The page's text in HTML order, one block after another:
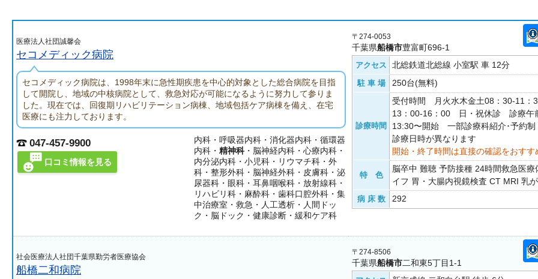
医療法人社団誠馨会
セコメディック病院
セコメディック病院は、1998年末に急性期疾患を中心的対象とした総合病院を目指
して開院し、地域の中核病院として、救急対応が可能になるように努力して参りま
した。現在では、回復期リハビリテーション病棟、地域包括ケア病棟を備え、在宅
医療にも注力しております。
047-457-9900
口コミ情報を見る
内科・呼吸器内科・消化器内科・循環器
内科・精神科・脳神経内科・心療内科・
内分泌内科・小児科・リウマチ科・外
科・整形外科・脳神経外科・皮膚科・泌
尿器科・眼科・耳鼻咽喉科・放射線科・
リハビリ科・麻酔科・歯科口腔外科・集
中治療室・救急・人工透析・人間ドッ
ク・脳ドック・健康診断・緩和ケア科
〒274-0053
千葉県船橋市豊富町696-1
アクセス 北総鉄道北総線 小室駅 車 12分
駐 車 場 250台(無料)
診療時間
受付時間 月火水木金土08：30-11
13：00-16：00 日・祝休診 診療午
13:30〜開始 一部診療科紹介･予約
診療日時が異なります
開始・終了時間は直接の確認をおすす
特 色
脳卒中 難聴 予防接種 24時間救急医療
イフ 胃・大腸内視鏡検査 CT MRI 乳
病 床 数 292
社会医療法人社団千葉県勤労者医療協会
船橋二和病院
〒274-8506
千葉県船橋市二和東5丁目1-1